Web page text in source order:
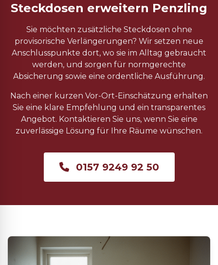
Steckdosen erweitern Penzling
Sie möchten zusätzliche Steckdosen ohne
provisorische Verlängerungen? Wir setzen neue
Anschlusspunkte dort, wo sie im Alltag gebraucht
werden, und sorgen für normgerechte
Absicherung sowie eine ordentliche Ausführung.
Nach einer kurzen Vor-Ort-Einschätzung erhalten
Sie eine klare Empfehlung und ein transparentes
Angebot. Kontaktieren Sie uns, wenn Sie eine
zuverlässige Lösung für Ihre Räume wünschen.
0157 9249 92 50